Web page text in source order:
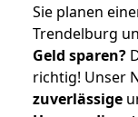
Sie planen
Trendelburg
Geld sparen?
richtig! Unser
zuverlässige